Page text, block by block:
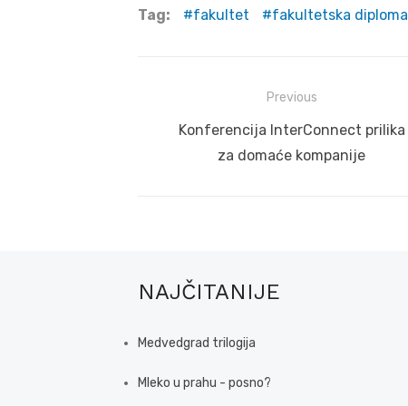
Tag: fakultet fakultetska diploma
navigation
Previous
Previous
Konferencija InterConnect prilika
za domaće kompanije
NAJČITANIJE
Medvedgrad trilogija
Mleko u prahu - posno?